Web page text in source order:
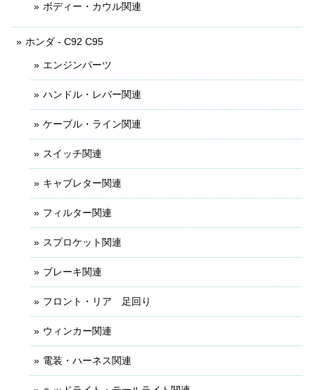
ボディー・カウル関連
ホンダ - C92 C95
エンジンパーツ
ハンドル・レバー関連
ケーブル・ライン関連
スイッチ関連
キャブレター関連
フィルター関連
スプロケット関連
ブレーキ関連
フロント・リア 足回り
ウィンカー関連
電装・ハーネス関連